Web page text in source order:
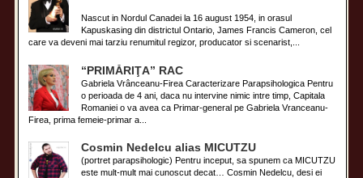
Nascut in Nordul Canadei la 16 august 1954, in orasul
Kapuskasing din districtul Ontario, James Francis Cameron, cel
care va deveni mai tarziu renumitul regizor, producator si scenarist,...
“PRIMĂRIŢA” RAC
Gabriela Vrânceanu-Firea Caracterizare Parapsihologica Pentru
o perioada de 4 ani, daca nu intervine nimic intre timp, Capitala
Romaniei o va avea ca Primar-general pe Gabriela Vranceanu-
Firea, prima femeie-primar a...
Cosmin Nedelcu alias MICUTZU
(portret parapsihologic) Pentru inceput, sa spunem ca MICUTZU
este mult-mult mai cunoscut decat… Cosmin Nedelcu, desi ei